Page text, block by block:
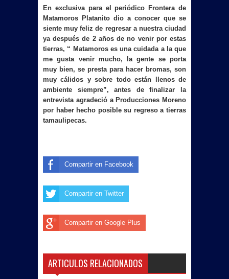
En exclusiva para el periódico Frontera de
Matamoros Platanito dio a conocer que se
siente muy feliz de regresar a nuestra ciudad
ya después de 2 años de no venir por estas
tierras, “ Matamoros es una cuidada a la que
me gusta venir mucho, la gente se porta
muy bien, se presta para hacer bromas, son
muy cálidos y sobre todo están llenos de
ambiente siempre”, antes de finalizar la
entrevista agradeció a Producciones Moreno
por haber hecho posible su regreso a tierras
tamaulipecas.
Compartir en Facebook
Compartir en Twitter
Compartir en Google Plus
ARTICULOS RELACIONADOS